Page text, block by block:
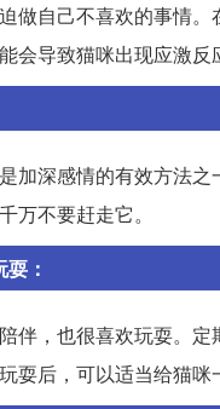
做自己不喜欢的事情
会导致猫咪出现应激反
加深感情的有效方法
万不要赶走它。
：
伴，也很喜欢玩耍。
耍后，可以适当给猫咪